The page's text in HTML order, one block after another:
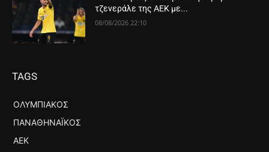
τζενεράλε της ΑΕΚ με...
08/08/2026 22:10
TAGS
ΟΛΥΜΠΙΑΚΌΣ
ΠΑΝΑΘΗΝΑΪΚΌΣ
ΑΕΚ